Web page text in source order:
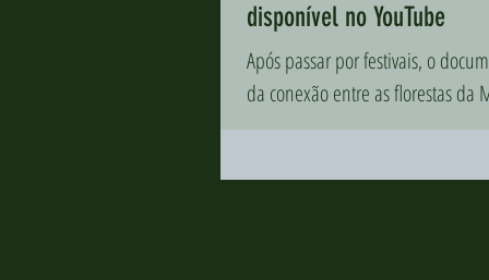
disponível no YouTube
Após passar por festivais, o
da conexão entre as florestas da